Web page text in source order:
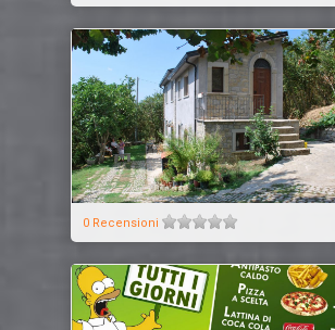
0 Recensioni